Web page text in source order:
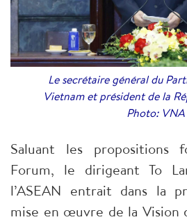
Le secrétaire général du
Vietnam et président de la
Photo: VNA
Saluant les propositions
Forum, le dirigeant To
l’ASEAN entrait dans la
mise en œuvre de la Vision